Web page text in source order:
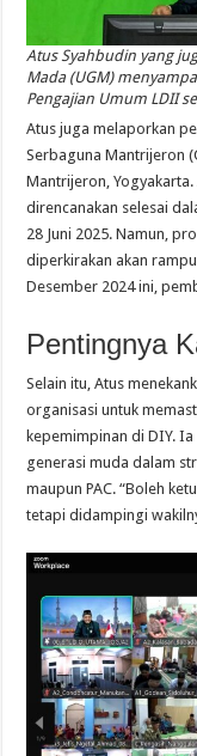
Atus Syahbudin yang
Mada (UGM)
Pengajian Umum LDII
Atus juga melaporkan
Serbaguna Mantrijeron
Mantrijeron,
direncanakan selesai
28 Juni 2025. Namun,
diperkirakan akan
Desember 2024 ini,
Pentingnya
Selain itu, Atus
organisasi untuk
kepemimpinan di DIY.
generasi muda dalam
maupun PAC. “Boleh
tetapi didampingi